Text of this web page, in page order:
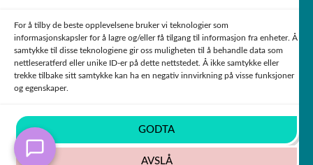
For å tilby de beste opplevelsene bruker vi teknologier som
informasjonskapsler for å lagre og/eller få tilgang til informasjon fra enheter. Å
samtykke til disse teknologiene gir oss muligheten til å behandle data som
nettleseratferd eller unike ID-er på dette nettstedet. Å ikke samtykke eller
trekke tilbake sitt samtykke kan ha en negativ innvirkning på visse funksjoner
og egenskaper.
GODTA
AVSLÅ